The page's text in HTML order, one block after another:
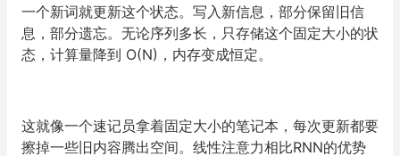
一个新词就更新这个状态。写入新信息，部分保留旧信
息，部分遗忘。无论序列多长，只存储这个固定大小的状
态，计算量降到 O(N)，内存变成恒定。
这就像一个速记员拿着固定大小的笔记本，每次更新都要
擦掉一些旧内容腾出空间。线性注意力相比RNN的优势